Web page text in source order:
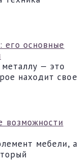
основные
— это
находит свое
возможности
мебели, а